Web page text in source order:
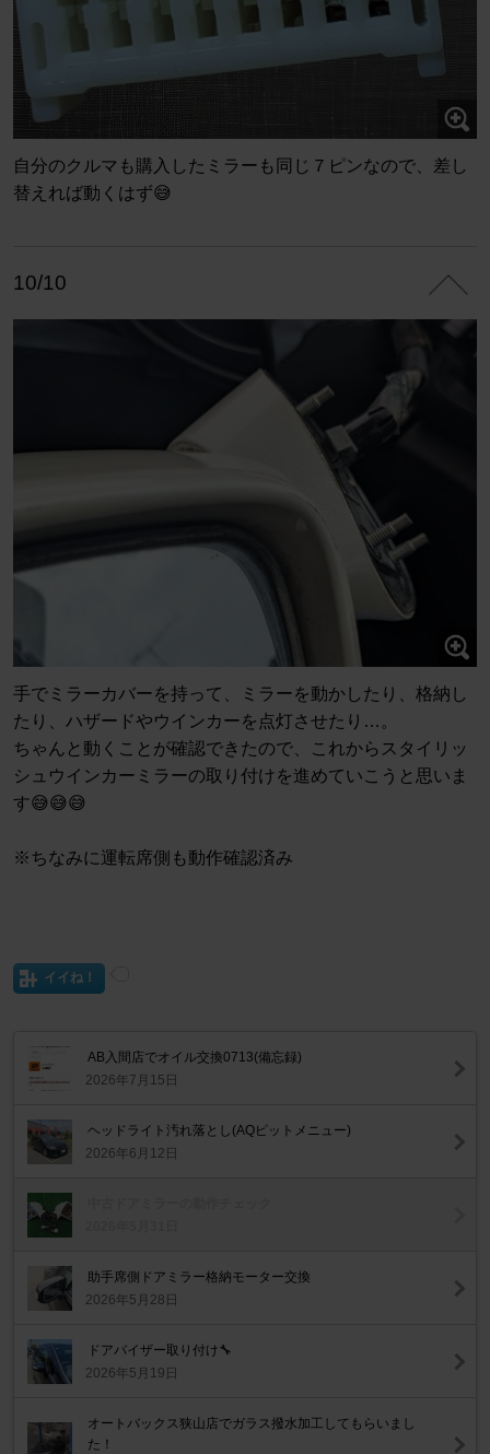
自分のクルマも購入したミラーも同じ７ピンなので、差し
替えれば動くはず😅
10/10
手でミラーカバーを持って、ミラーを動かしたり、格納し
たり、ハザードやウインカーを点灯させたり…。
ちゃんと動くことが確認できたので、これからスタイリッ
シュウインカーミラーの取り付けを進めていこうと思いま
す😅😅😅
※ちなみに運転席側も動作確認済み
イイね！
AB入間店でオイル交換0713(備忘録)
2026年7月15日
ヘッドライト汚れ落とし(AQピットメニュー)
2026年6月12日
助手席側ドアミラー格納モーター交換
2026年5月28日
ドアバイザー取り付け🔧
2026年5月19日
オートバックス狭山店でガラス撥水加工してもらいまし
た！